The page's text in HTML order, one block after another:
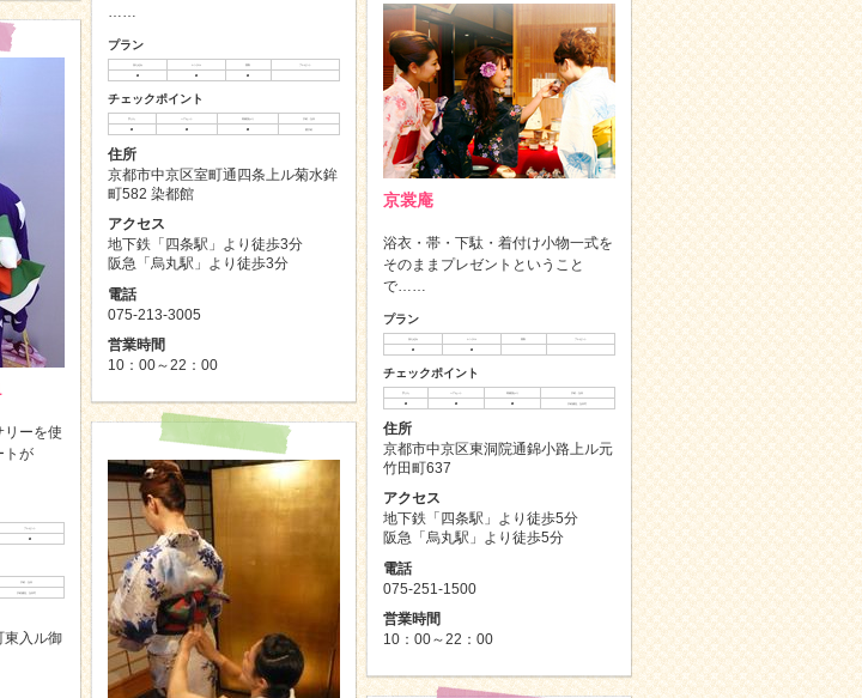
……
プラン
チェックポイント
住所
京都市中京区室町通四条上ル菊水鉾
町582 染都館
アクセス
地下鉄「四条駅」より徒歩3分
阪急「烏丸駅」より徒歩3分
電話
075-213-3005
営業時間
10：00～22：00
京裳庵
浴衣・帯・下駄・着付け小物一式を
そのままプレゼントということ
で……
プラン
チェックポイント
住所
京都市中京区東洞院通錦小路上ル元
竹田町637
アクセス
地下鉄「四条駅」より徒歩5分
阪急「烏丸駅」より徒歩5分
電話
075-251-1500
営業時間
10：00～22：00
リーを使
トが
東入ル御